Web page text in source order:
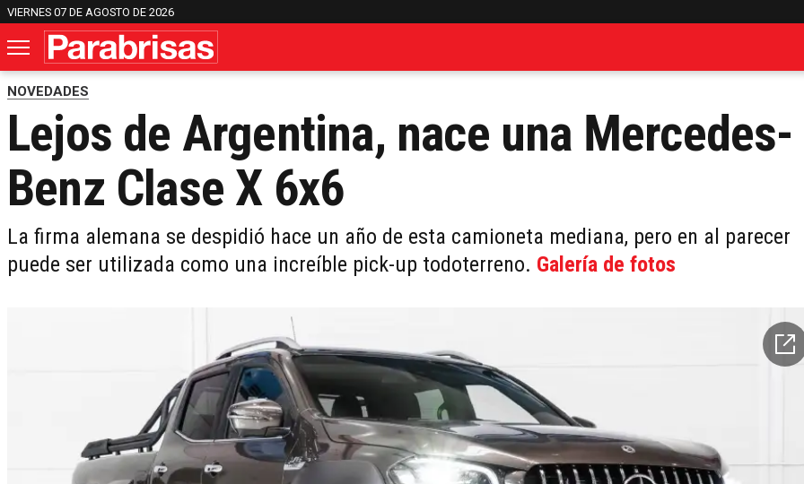
VIERNES 07 DE AGOSTO DE 2026
NOVEDADES
Lejos de Argentina, nace una Mercedes-
Benz Clase X 6x6
La firma alemana se despidió hace un año de esta camioneta mediana, pero en al parecer
puede ser utilizada como una increíble pick-up todoterreno. Galería de fotos